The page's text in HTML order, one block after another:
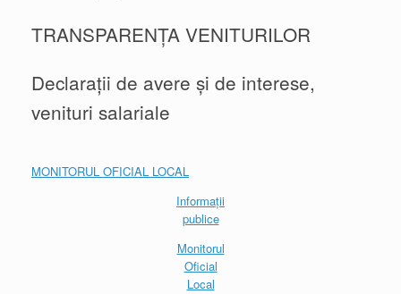
TRANSPARENȚA VENITURILOR
Declarații de avere și de interese,
venituri salariale
MONITORUL OFICIAL LOCAL
Informații
publice
Monitorul
Oficial
Local